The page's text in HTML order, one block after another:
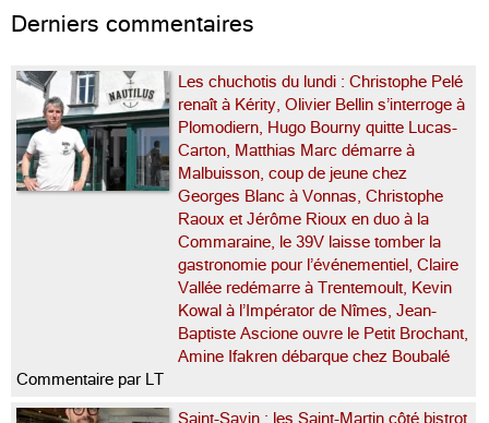
Derniers commentaires
Les chuchotis du lundi : Christophe Pelé
renaît à Kérity, Olivier Bellin s’interroge à
Plomodiern, Hugo Bourny quitte Lucas-
Carton, Matthias Marc démarre à
Malbuisson, coup de jeune chez
Georges Blanc à Vonnas, Christophe
Raoux et Jérôme Rioux en duo à la
Commaraine, le 39V laisse tomber la
gastronomie pour l’événementiel, Claire
Vallée redémarre à Trentemoult, Kevin
Kowal à l’Impérator de Nîmes, Jean-
Baptiste Ascione ouvre le Petit Brochant,
Amine Ifakren débarque chez Boubalé
Commentaire par LT
Saint-Savin : les Saint-Martin côté bistrot